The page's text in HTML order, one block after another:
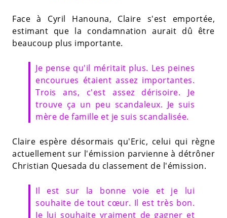
Face à Cyril Hanouna, Claire s'est emportée,
estimant que la condamnation aurait dû être
beaucoup plus importante.
Je pense qu'il méritait plus. Les peines
encourues étaient assez importantes.
Trois ans, c'est assez dérisoire. Je
trouve ça un peu scandaleux. Je suis
mère de famille et je suis scandalisée.
Claire espère désormais qu'Eric, celui qui règne
actuellement sur l'émission parvienne à détrôner
Christian Quesada du classement de l'émission.
Il est sur la bonne voie et je lui
souhaite de tout cœur. Il est très bon.
Je lui souhaite vraiment de gagner et